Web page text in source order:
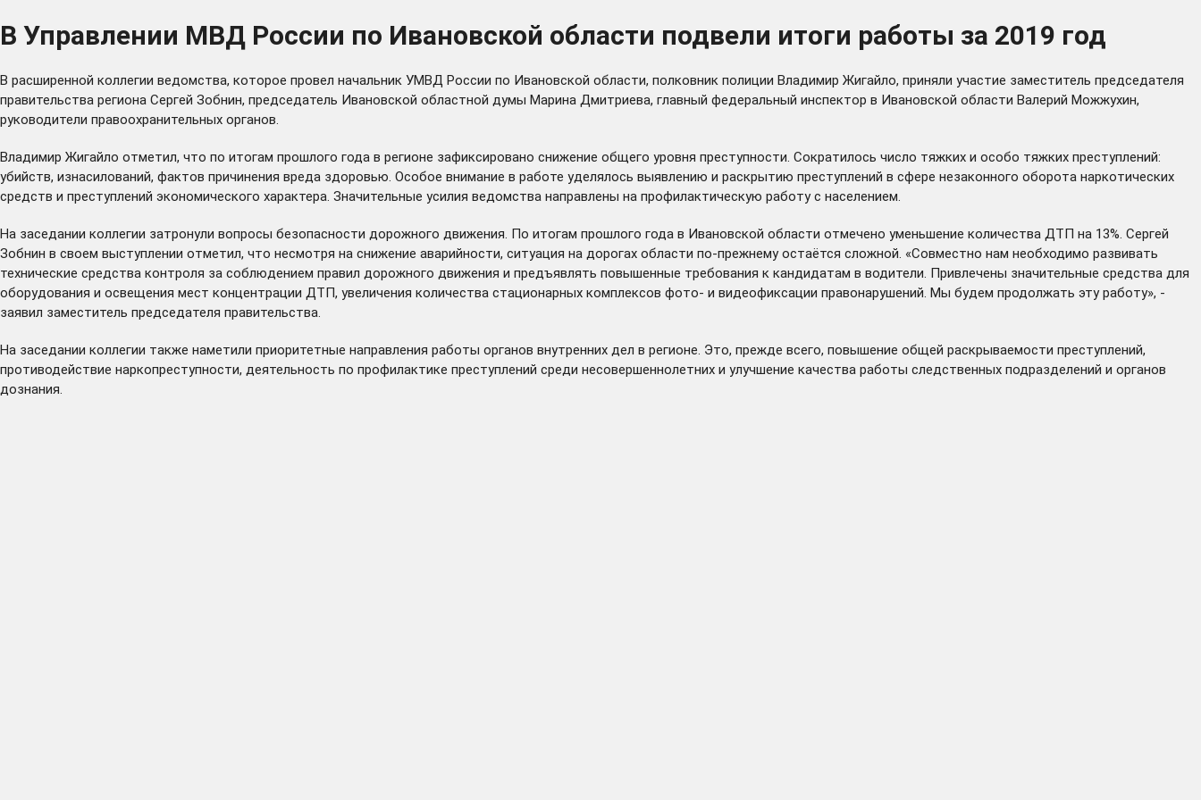
В Управлении МВД России по Ивановской области подвели итоги работы за 2019 год
В расширенной коллегии ведомства, которое провел начальник УМВД России по Ивановской области, полковник полиции Владимир Жигайло, приняли участие заместитель председателя
правительства региона Сергей Зобнин, председатель Ивановской областной думы Марина Дмитриева, главный федеральный инспектор в Ивановской области Валерий Можжухин,
руководители правоохранительных органов.
Владимир Жигайло отметил, что по итогам прошлого года в регионе зафиксировано снижение общего уровня преступности. Сократилось число тяжких и особо тяжких преступлений:
убийств, изнасилований, фактов причинения вреда здоровью. Особое внимание в работе уделялось выявлению и раскрытию преступлений в сфере незаконного оборота наркотических
средств и преступлений экономического характера. Значительные усилия ведомства направлены на профилактическую работу с населением.
На заседании коллегии затронули вопросы безопасности дорожного движения. По итогам прошлого года в Ивановской области отмечено уменьшение количества ДТП на 13%. Сергей
Зобнин в своем выступлении отметил, что несмотря на снижение аварийности, ситуация на дорогах области по-прежнему остаётся сложной. «Совместно нам необходимо развивать
технические средства контроля за соблюдением правил дорожного движения и предъявлять повышенные требования к кандидатам в водители. Привлечены значительные средства для
оборудования и освещения мест концентрации ДТП, увеличения количества стационарных комплексов фото- и видеофиксации правонарушений. Мы будем продолжать эту работу», -
заявил заместитель председателя правительства.
На заседании коллегии также наметили приоритетные направления работы органов внутренних дел в регионе. Это, прежде всего, повышение общей раскрываемости преступлений,
противодействие наркопреступности, деятельность по профилактике преступлений среди несовершеннолетних и улучшение качества работы следственных подразделений и органов
дознания.